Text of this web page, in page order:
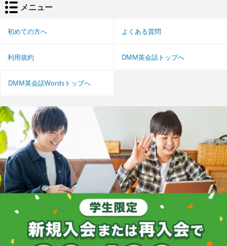
メニュー
初めての方へ よくある質問
利用規約 DMM英会話トップへ
DMM英会話Wordsトップへ